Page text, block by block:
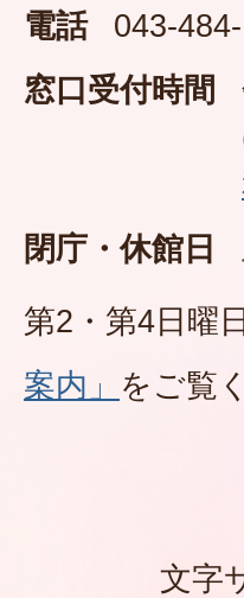
電話
043-484-
窓口受付時間
閉庁・休館日
第2・第4日曜
案内」 をご覧
文字